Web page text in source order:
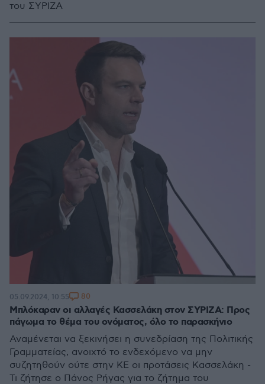
του ΣΥΡΙΖΑ
Μπλόκαραν οι αλλαγές Κασσελάκη στον ΣΥΡΙΖΑ: Προς
πάγωμα το θέμα του ονόματος, όλο το παρασκήνιο
Αναμένεται να ξεκινήσει η συνεδρίαση της Πολιτικής
Γραμματείας, ανοιχτό το ενδεχόμενο να μην
συζητηθούν ούτε στην ΚΕ οι προτάσεις Κασσελάκη -
Τι ζήτησε ο Πάνος Ρήγας για το ζήτημα του
05.09.2024, 10:55 80